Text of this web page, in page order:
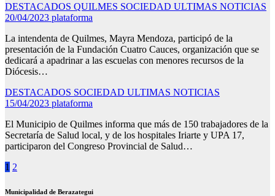
DESTACADOS QUILMES SOCIEDAD ULTIMAS NOTICIAS
20/04/2023 plataforma
La intendenta de Quilmes, Mayra Mendoza, participó de la
presentación de la Fundación Cuatro Cauces, organización que se
dedicará a apadrinar a las escuelas con menores recursos de la
Diócesis…
DESTACADOS SOCIEDAD ULTIMAS NOTICIAS
15/04/2023 plataforma
El Municipio de Quilmes informa que más de 150 trabajadores de la
Secretaría de Salud local, y de los hospitales Iriarte y UPA 17,
participaron del Congreso Provincial de Salud…
Paginación
de
1 2
Municipalidad de Berazategui